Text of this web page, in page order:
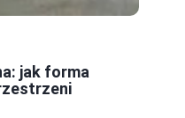
jak forma